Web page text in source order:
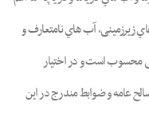
آب ﻫﺎي ﻧﺎﻣﺘﻌﺎرف و
ﻣﺤﺴﻮب اﺳﺖ و در اﺧﺘﯿﺎر
ﻋﺎﻣﻪ و ﺿﻮاﺑﻂ ﻣﻨﺪرج در اﯾﻦ